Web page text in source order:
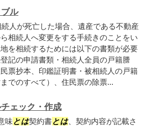
ル
人が死亡した場合、遺産である不動産
相続人へ変更をする手続きのことをい
を相続するためには以下の書類が必要
記の申請書類・相続人全員の戸籍謄
票抄本、印鑑証明書・被相続人の戸籍
でのすべて）、住民票の除票...
ェック・作成
味とは契約書とは、契約内容が記載さ